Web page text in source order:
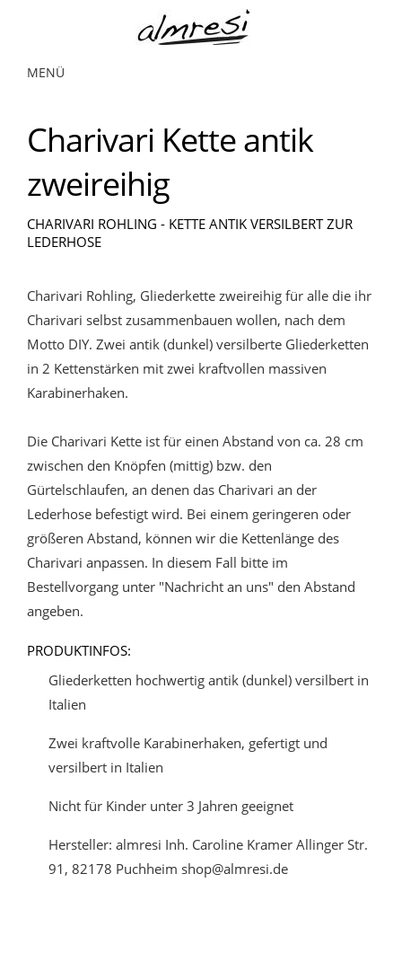
MENÜ
Charivari Kette antik
zweireihig
CHARIVARI ROHLING - KETTE ANTIK VERSILBERT ZUR
LEDERHOSE
Charivari Rohling, Gliederkette zweireihig für alle die ihr
Charivari selbst zusammenbauen wollen, nach dem
Motto DIY. Zwei antik (dunkel) versilberte Gliederketten
in 2 Kettenstärken mit zwei kraftvollen massiven
Karabinerhaken.
Die Charivari Kette ist für einen Abstand von ca. 28 cm
zwischen den Knöpfen (mittig) bzw. den
Gürtelschlaufen, an denen das Charivari an der
Lederhose befestigt wird. Bei einem geringeren oder
größeren Abstand, können wir die Kettenlänge des
Charivari anpassen. In diesem Fall bitte im
Bestellvorgang unter "Nachricht an uns" den Abstand
angeben.
PRODUKTINFOS:
Gliederketten hochwertig antik (dunkel) versilbert in
Italien
Zwei kraftvolle Karabinerhaken, gefertigt und
versilbert in Italien
Nicht für Kinder unter 3 Jahren geeignet
Hersteller: almresi Inh. Caroline Kramer Allinger Str.
91, 82178 Puchheim shop@almresi.de